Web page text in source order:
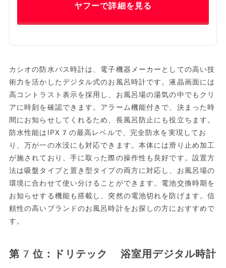
ヤフーで詳細を見る
カシオの防水バス時計は、電子機器メーカーとしての高い技
術力を活かしたデジタル式のお風呂時計です。液晶画面には
高コントラスト表示を採用し、お風呂場の湯気の中でもクリ
アに時刻を確認できます。アラーム機能付きで、決まった時
間にお知らせしてくれるため、長風呂防止にも役立ちます。
防水性能はIPX7の最高レベルで、完全防水を実現してお
り、万が一の水没にも対応できます。本体には滑り止め加工
が施されており、手に取った際の操作性も良好です。設置方
法は吸盤タイプと置き型タイプの両方に対応し、お風呂場の
環境に合わせて使い分けることができます。電池交換時期を
お知らせする機能も搭載し、突然の電池切れを防げます。信
頼性の高いブランドのお風呂時計をお探しの方におすすめで
す。
第7位：ドリテック 浴室用デジタル時計